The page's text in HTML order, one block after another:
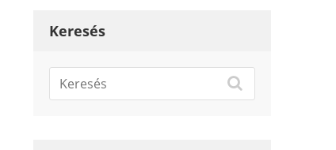
Keresés